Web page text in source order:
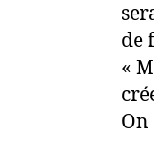
de
«
On